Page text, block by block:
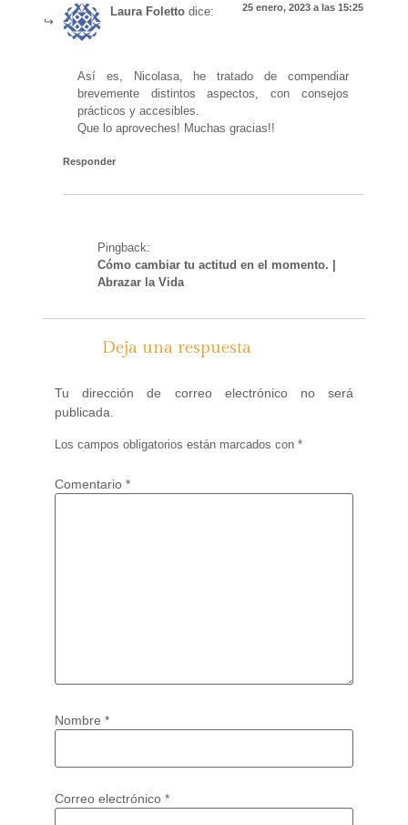
Laura Foletto dice: 25 enero, 2023 a las 15:25
Así es, Nicolasa, he tratado de compendiar
brevemente distintos aspectos, con consejos
prácticos y accesibles.
Que lo aproveches! Muchas gracias!!
Responder
Pingback:
Cómo cambiar tu actitud en el momento. |
Abrazar la Vida
Deja una respuesta
Tu dirección de correo electrónico no será
publicada.
Los campos obligatorios están marcados con *
Comentario *
Nombre *
Correo electrónico *